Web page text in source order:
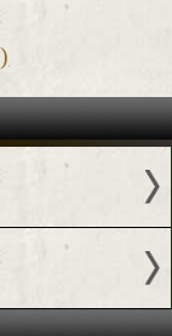
ンチャイズ王者
ストラーダ
(メ)